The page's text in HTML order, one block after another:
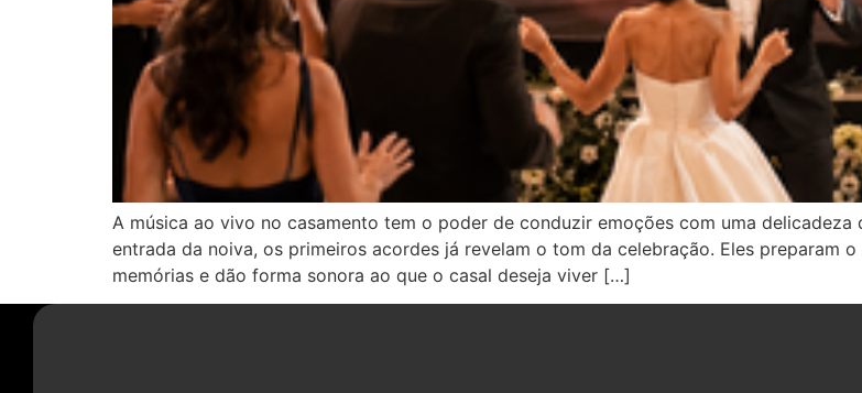
A música ao vivo no casamento tem o poder de conduzir emoções com uma delicadeza
entrada da noiva, os primeiros acordes já revelam o tom da celebração. Eles preparam
memórias e dão forma sonora ao que o casal deseja viver […]